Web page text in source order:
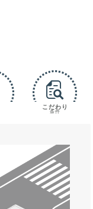
こだわり
条件